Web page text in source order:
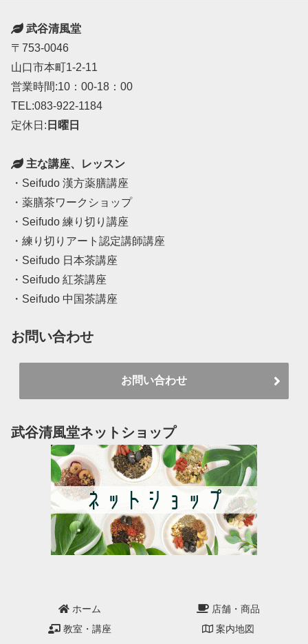
武谷清風堂
〒753-0046
山口市本町1-2-11
営業時間:10：00-18：00
TEL:083-922-1184
定休日: 日曜日
主な講座、レッスン
・Seifudo 漢方薬膳講座
・薬膳茶ワークショップ
・Seifudo 練り切り講座
・練り切りアート認定講師講座
・Seifudo 日本茶講座
・Seifudo 紅茶講座
・Seifudo 中国茶講座
お問い合わせ
お問い合わせ
武谷清風堂ネットショップ
ホーム
店舗・商品
教室・講座
案内地図